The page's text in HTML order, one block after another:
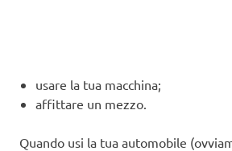
usare la tua macchina;
affittare un mezzo.
Quando usi la tua automobile